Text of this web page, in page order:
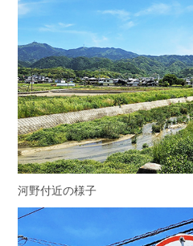
河野付近の様子